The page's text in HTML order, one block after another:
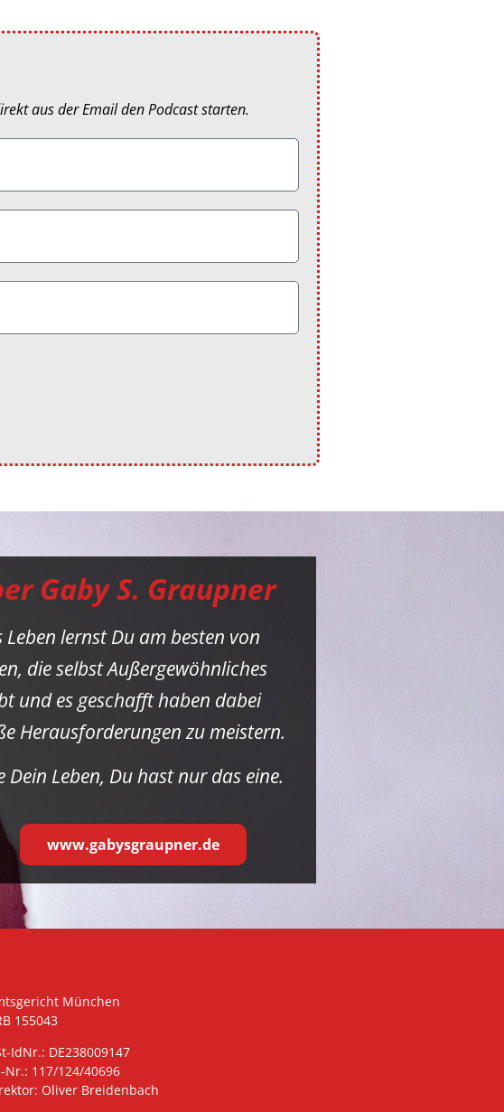
aus der Email den Podcast starten.
Gaby S. Graupner
Leben lernst Du am besten von
die selbst Außergewöhnliches
und es geschafft haben dabei
Herausforderungen zu meistern.
Dein Leben, Du hast nur das eine.
www.gabysgraupner.de
München
155043
IdNr.: DE238009147
Nr.: 117/124/40696
Oliver Breidenbach